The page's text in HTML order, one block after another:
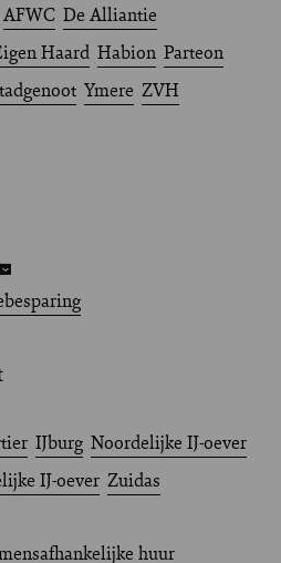
AFWC De Alliantie
Haard Habion Parteon
Ymere ZVH
IJburg Noordelijke IJ-oever
IJ-oever Zuidas
huur